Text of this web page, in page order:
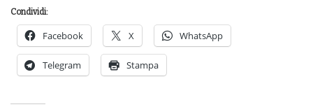
Condividi:
Facebook X WhatsApp
Telegram Stampa